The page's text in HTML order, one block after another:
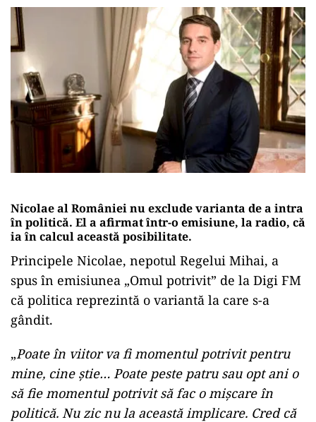
Nicolae al României nu exclude varianta de a intra
în politică. El a afirmat într-o emisiune, la radio, că
ia în calcul această posibilitate.
Principele Nicolae, nepotul Regelui Mihai, a
spus în emisiunea „Omul potrivit” de la Digi FM
că politica reprezintă o variantă la care s-a
gândit.
„Poate în viitor va fi momentul potrivit pentru
mine, cine știe… Poate peste patru sau opt ani o
să fie momentul potrivit să fac o mișcare în
politică. Nu zic nu la această implicare. Cred că